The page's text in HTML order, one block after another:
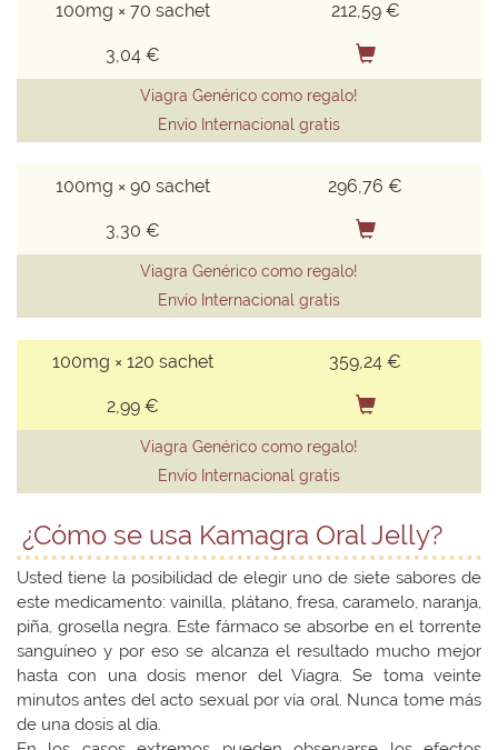
100mg × 70 sachet 212,59 €
3,04 €
Viagra Genérico como regalo!
Envío Internacional gratis
100mg × 90 sachet 296,76 €
3,30 €
Viagra Genérico como regalo!
Envío Internacional gratis
100mg × 120 sachet 359,24 €
2,99 €
Viagra Genérico como regalo!
Envío Internacional gratis
¿Cómo se usa Kamagra Oral Jelly?
Usted tiene la posibilidad de elegir uno de siete sabores de
este medicamento: vainilla, plátano, fresa, caramelo, naranja,
piña, grosella negra. Este fármaco se absorbe en el torrente
sanguíneo y por eso se alcanza el resultado mucho mejor
hasta con una dosis menor del Viagra. Se toma veinte
minutos antes del acto sexual por vía oral. Nunca tome más
de una dosis al día.